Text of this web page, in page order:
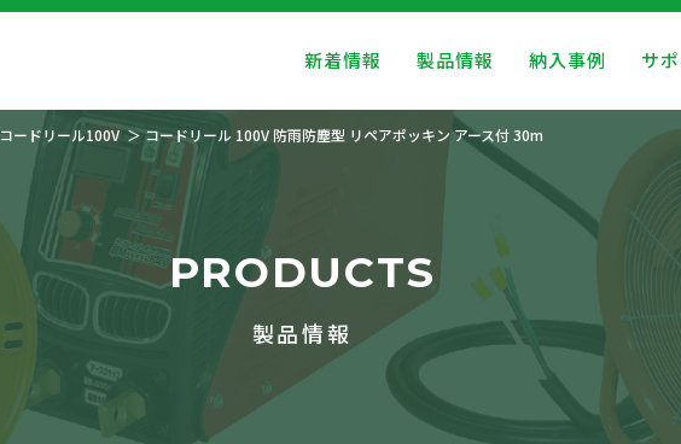
新着情報 製品情報 納入事例 サ
コードリール100V コードリール 100V 防雨防塵型 リペアポッキン アース付 30m
PRODUCTS
製品情報